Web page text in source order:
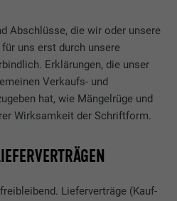
Abschlüsse, die wir oder unsere
uns erst durch unsere
Erklärungen, die unser
Verkaufs- und
hat, wie Mängelrüge und
Wirksamkeit der Schriftform.
Lieferverträge (Kauf-